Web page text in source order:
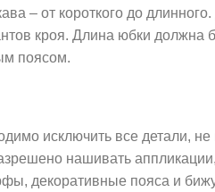
– от короткого до
кроя. Длина юбки
поясом.
исключить все детали,
нашивать
декоративные пояса и